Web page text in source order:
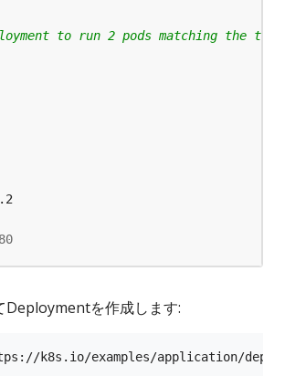
to run 2 pods matching the template
80
Deploymentを作成します: